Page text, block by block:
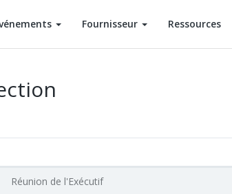
Fournisseur Ressources
Réunion de l'Exécutif